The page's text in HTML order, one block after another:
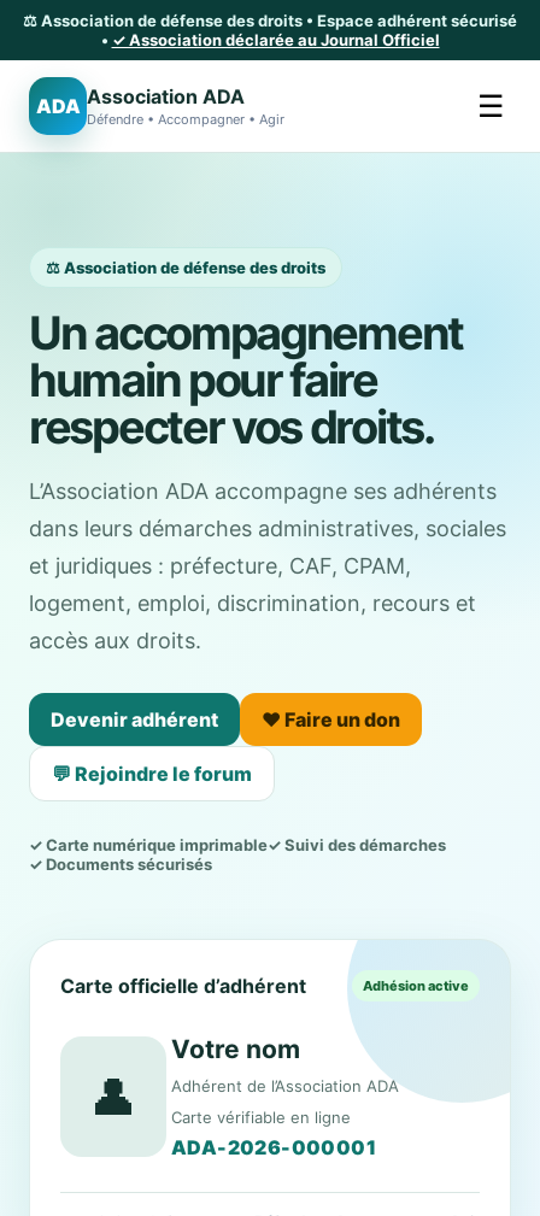
⚖️ Association de défense des droits • Espace adhérent sécurisé
• ✓ Association déclarée au Journal Officiel
ADA Association ADA
Défendre • Accompagner • Agir ☰
⚖️ Association de défense des droits
Un accompagnement
humain pour faire
respecter vos droits.
L’Association ADA accompagne ses adhérents
dans leurs démarches administratives, sociales
et juridiques : préfecture, CAF, CPAM,
logement, emploi, discrimination, recours et
accès aux droits.
Devenir adhérent ❤️ Faire un don
💬 Rejoindre le forum
✓ Carte numérique imprimable✓ Suivi des démarches
✓ Documents sécurisés
Carte officielle d’adhérent Adhésion active
👤
Votre nom
Adhérent de l’Association ADA
Carte vérifiable en ligne
ADA-2026-000001